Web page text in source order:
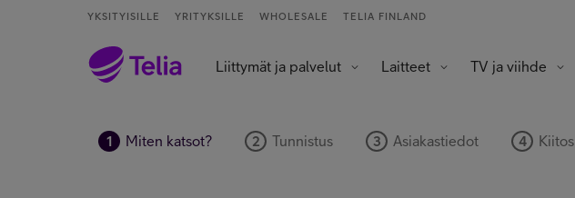
YKSITYISILLE YRITYKSILLE WHOLESALE TELIA FINLAND
Liittymät ja palvelut Laitteet TV ja viihde
Miten katsot? Tunnistus Asiakastiedot Kiitos